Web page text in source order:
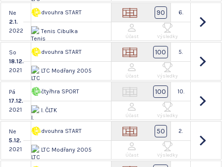
Ne
2.1.
2022
dvouhra START
Tenis Cibulka
90 6.
Účast Výsledky
So
18.12.
2021
dvouhra START
LTC Modřany 2005
100 5.
Účast Výsledky
Pá
17.12.
2021
čtyřhra SPORT
I. ČLTK
100 10.
Účast Výsledky
Ne
5.12.
2021
dvouhra START
LTC Modřany 2005
50 2.
Účast Výsledky